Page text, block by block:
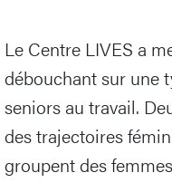
Le Centre LIVES a
débouchant sur une
seniors au travail.
des trajectoires
groupent des